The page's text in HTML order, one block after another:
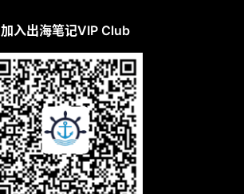
加入出海笔记VIP Club